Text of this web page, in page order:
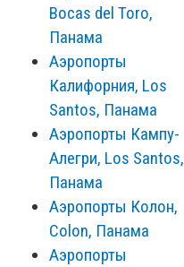
Bocas del Toro,
Панама
Аэропорты
Калифорния, Los
Santos, Панама
Аэропорты Кампу-
Алегри, Los Santos,
Панама
Аэропорты Колон,
Colon, Панама
Аэропорты